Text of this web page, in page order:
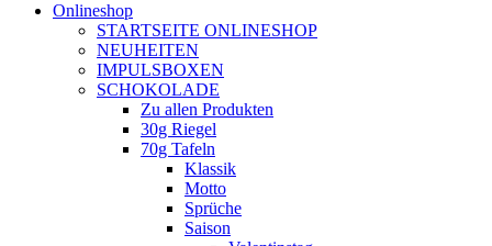
Onlineshop
STARTSEITE ONLINESHOP
NEUHEITEN
IMPULSBOXEN
SCHOKOLADE
Zu allen Produkten
30g Riegel
70g Tafeln
Klassik
Motto
Sprüche
Saison